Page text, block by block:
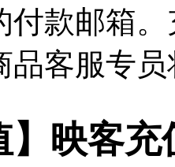
付款邮箱
品客服专
】映客